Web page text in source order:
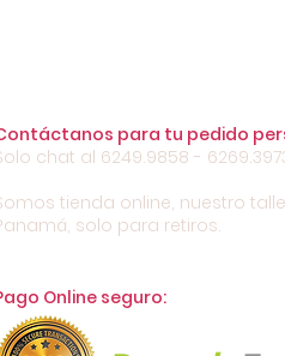
para tu pedido
chat al 6249.9858 -
tienda online, nuestro
solo para retiros.
Online seguro: